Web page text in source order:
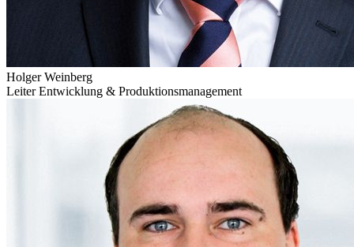
Holger Weinberg
Leiter Entwicklung & Produktions­management